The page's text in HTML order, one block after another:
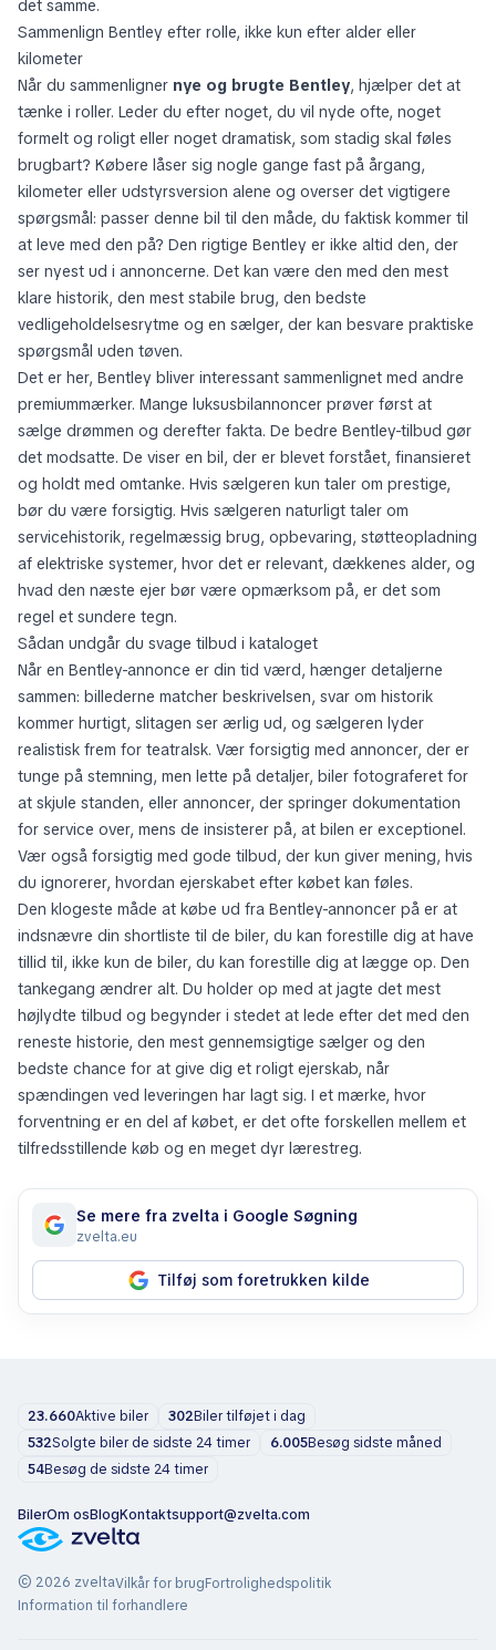
det samme.
Sammenlign Bentley efter rolle, ikke kun efter alder eller
kilometer
Når du sammenligner nye og brugte Bentley, hjælper det at
tænke i roller. Leder du efter noget, du vil nyde ofte, noget
formelt og roligt eller noget dramatisk, som stadig skal føles
brugbart? Købere låser sig nogle gange fast på årgang,
kilometer eller udstyrsversion alene og overser det vigtigere
spørgsmål: passer denne bil til den måde, du faktisk kommer til
at leve med den på? Den rigtige Bentley er ikke altid den, der
ser nyest ud i annoncerne. Det kan være den med den mest
klare historik, den mest stabile brug, den bedste
vedligeholdelsesrytme og en sælger, der kan besvare praktiske
spørgsmål uden tøven.
Det er her, Bentley bliver interessant sammenlignet med andre
premiummærker. Mange luksusbilannoncer prøver først at
sælge drømmen og derefter fakta. De bedre Bentley-tilbud gør
det modsatte. De viser en bil, der er blevet forstået, finansieret
og holdt med omtanke. Hvis sælgeren kun taler om prestige,
bør du være forsigtig. Hvis sælgeren naturligt taler om
servicehistorik, regelmæssig brug, opbevaring, støtteopladning
af elektriske systemer, hvor det er relevant, dækkenes alder, og
hvad den næste ejer bør være opmærksom på, er det som
regel et sundere tegn.
Sådan undgår du svage tilbud i kataloget
Når en Bentley-annonce er din tid værd, hænger detaljerne
sammen: billederne matcher beskrivelsen, svar om historik
kommer hurtigt, slitagen ser ærlig ud, og sælgeren lyder
realistisk frem for teatralsk. Vær forsigtig med annoncer, der er
tunge på stemning, men lette på detaljer, biler fotograferet for
at skjule standen, eller annoncer, der springer dokumentation
for service over, mens de insisterer på, at bilen er exceptionel.
Vær også forsigtig med gode tilbud, der kun giver mening, hvis
du ignorerer, hvordan ejerskabet efter købet kan føles.
Den klogeste måde at købe ud fra Bentley-annoncer på er at
indsnævre din shortliste til de biler, du kan forestille dig at have
tillid til, ikke kun de biler, du kan forestille dig at lægge op. Den
tankegang ændrer alt. Du holder op med at jagte det mest
højlydte tilbud og begynder i stedet at lede efter det med den
reneste historie, den mest gennemsigtige sælger og den
bedste chance for at give dig et roligt ejerskab, når
spændingen ved leveringen har lagt sig. I et mærke, hvor
forventning er en del af købet, er det ofte forskellen mellem et
tilfredsstillende køb og en meget dyr lærestreg.
Se mere fra zvelta i Google Søgning
zvelta.eu
Tilføj som foretrukken kilde
23.660Aktive biler 302Biler tilføjet i dag
532Solgte biler de sidste 24 timer 6.005Besøg sidste måned
54Besøg de sidste 24 timer
BilerOm osBlogKontaktsupport@zvelta.com
© 2026 zveltaVilkår for brugFortrolighedspolitik
Information til forhandlere